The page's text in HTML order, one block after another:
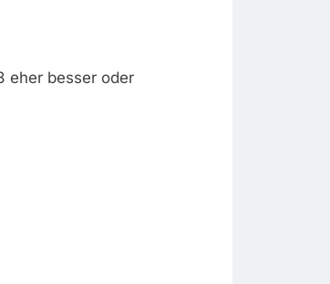
eher besser oder